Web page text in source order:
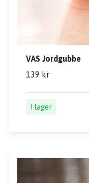
VAS Jordgubbe
139 kr
I lager